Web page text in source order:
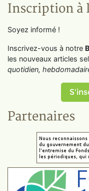
Inscription
Soyez informé !
Inscrivez-vous à notre
les nouveaux articles
quotidien,
Partenaires